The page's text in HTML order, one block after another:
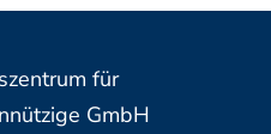
für
GmbH